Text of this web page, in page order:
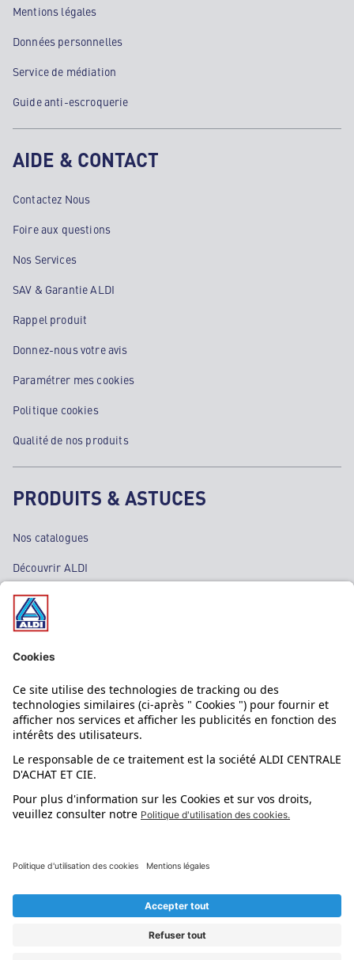
Mentions légales
Données personnelles
Service de médiation
Guide anti-escroquerie
AIDE & CONTACT
Contactez Nous
Foire aux questions
Nos Services
SAV & Garantie ALDI
Rappel produit
Donnez-nous votre avis
Paramétrer mes cookies
Politique cookies
Qualité de nos produits
PRODUITS & ASTUCES
Nos catalogues
Découvrir ALDI
Nos bons plans
Nos rayons
Nos marques
Nos astuces
Évènements
L'application mobile